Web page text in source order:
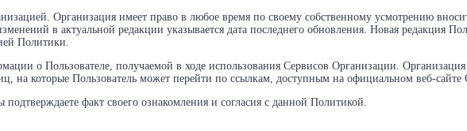
Организация имеет право в любое время по своему собственному усмотрению
в актуальной редакции указывается дата последнего обновления. Новая редакция
Политики.
о Пользователе, получаемой в ходе использования Сервисов Организации. Организация
на которые Пользователь может перейти по ссылкам, доступным на официальном веб-сайте
факт своего ознакомления и согласия с данной Политикой.